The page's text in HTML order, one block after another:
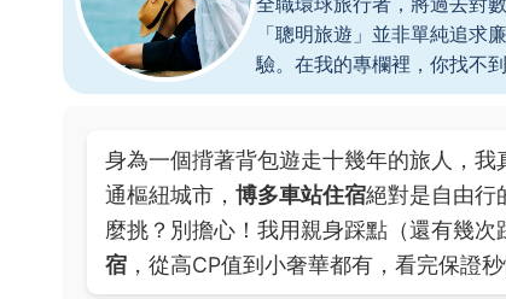
「聰明旅遊」並非單純追求
驗。在我的專欄裡，你找不
身為一個揹著背包遊走十幾年的旅人，
通樞紐城市， 博多車站住宿絕對是自由行
麼挑？別擔心！我用親身踩點（還有幾
宿 ，從高CP值到小奢華都有，看完保證